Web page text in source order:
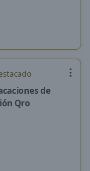
de
Qro